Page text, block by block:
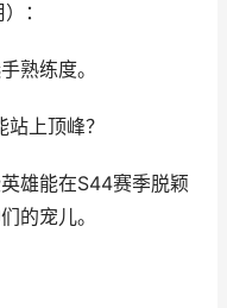
：
熟练度。
上顶峰？
雄能在S44赛季脱颖
的宠儿。